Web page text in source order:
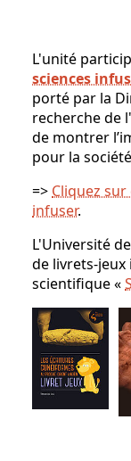
L'unité
sciences
porté par la
recherche de
de montrer
pour la
=> Cliquez
infuser.
L'Université
de livrets-
scientifique «